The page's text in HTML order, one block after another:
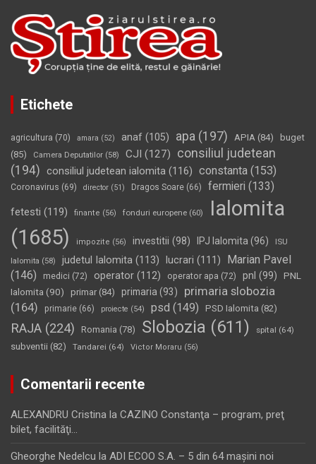
Etichete
agricultura (70) amara (52) anaf (105) apa (197) APIA (84)
buget
(85)
Camera Deputatilor (58) CJI (127)
consiliul judetean
(194) consiliul judetean ialomita (116) constanta (153)
Coronavirus (69) director (51) Dragos Soare (66) fermieri (133)
fetesti (119) finante (56) fonduri europene (60)
Ialomita
(1685)
impozite (56) investitii (98) IPJ Ialomita (96) ISU
Ialomita (58) judetul Ialomita (113) lucrari (111)
Marian Pavel
(146)
medici (72) operator (112) operator apa (72) pnl (99)
PNL
Ialomita (90) primar(84) primaria (93)
primaria slobozia
(164)
primarie (66) proiecte (54) psd (149) PSD Ialomita (82)
RAJA (224) Romania (78) Slobozia (611) spital (64)
subventii (82) Tandarei (64) Victor Moraru (56)
Comentarii recente
ALEXANDRU Cristina la CAZINO Constanţa – program, preţ
bilet, facilităţi…
Gheorghe Nedelcu la ADI ECOO S.A. – 5 din 64 maşini noi